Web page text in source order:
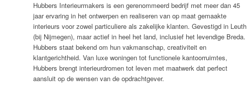
Hubbers Interieurmakers is een gerenommeerd bedrijf met meer dan 45
jaar ervaring in het ontwerpen en realiseren van op maat gemaakte
interieurs voor zowel particuliere als zakelijke klanten. Gevestigd in Leuth
(bij Nijmegen), maar actief in heel het land, inclusief het levendige Breda.
Hubbers staat bekend om hun vakmanschap, creativiteit en
klantgerichtheid. Van luxe woningen tot functionele kantoorruimtes,
Hubbers brengt interieurdromen tot leven met maatwerk dat perfect
aansluit op de wensen van de opdrachtgever.